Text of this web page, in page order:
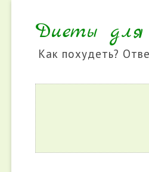
Диеты для
Как похудеть?